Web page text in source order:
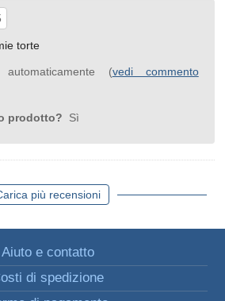
torte
(vedi commento
prodotto? Sì
più recensioni
Aiuto e contatto
di spedizione